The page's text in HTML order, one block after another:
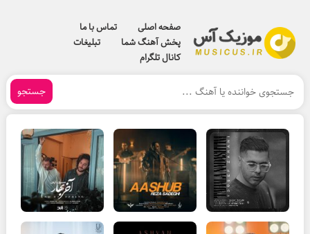
صفحه اصلی
تماس با ما
پخش آهنگ شما
تبلیغات
کانال تلگرام
جستجو